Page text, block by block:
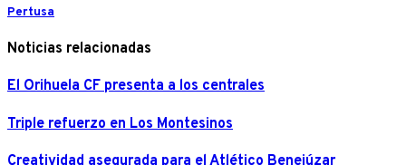
Pertusa
Noticias relacionadas
El Orihuela CF presenta a los centrales
Triple refuerzo en Los Montesinos